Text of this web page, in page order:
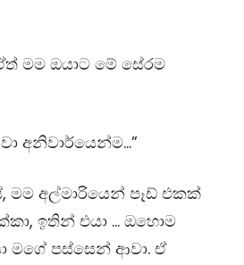
මම ඔයාට මේ සේරම
අනිවාර්යෙන්ම…”
මම අල්මාරියෙන් පෑඩ් එකක්
ඉතින් එයා … ඔහොම
මගේ පස්සෙන් ආවා. ඒ